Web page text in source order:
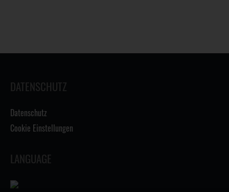
DATENSCHUTZ
Datenschutz
Cookie Einstellungen
LANGUAGE